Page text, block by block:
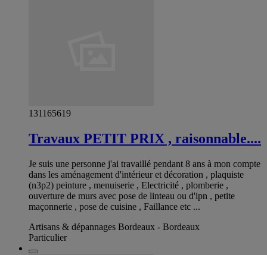
131165619
Travaux PETIT PRIX , raisonnable....
Je suis une personne j'ai travaillé pendant 8 ans à mon compte
dans les aménagement d'intérieur et décoration , plaquiste
(n3p2) peinture , menuiserie , Electricité , plomberie ,
ouverture de murs avec pose de linteau ou d'ipn , petite
maçonnerie , pose de cuisine , Faillance etc ...
Artisans & dépannages Bordeaux - Bordeaux
Particulier